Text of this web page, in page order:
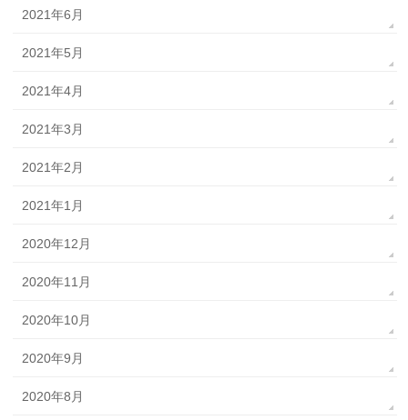
2021年6月
2021年5月
2021年4月
2021年3月
2021年2月
2021年1月
2020年12月
2020年11月
2020年10月
2020年9月
2020年8月